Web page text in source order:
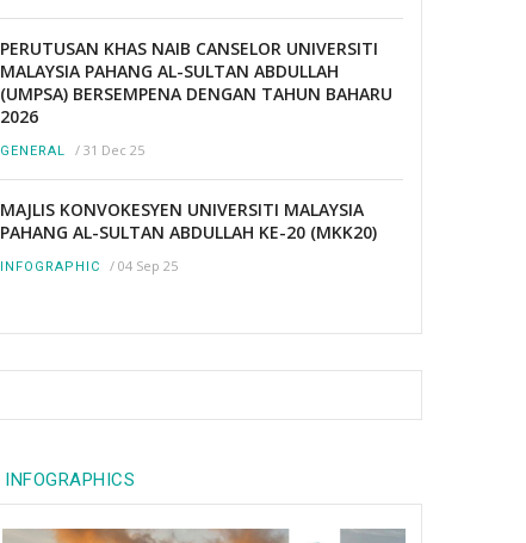
PERUTUSAN KHAS NAIB CANSELOR UNIVERSITI
MALAYSIA PAHANG AL-SULTAN ABDULLAH
(UMPSA) BERSEMPENA DENGAN TAHUN BAHARU
2026
GENERAL / 31 Dec 25
MAJLIS KONVOKESYEN UNIVERSITI MALAYSIA
PAHANG AL-SULTAN ABDULLAH KE-20 (MKK20)
INFOGRAPHIC / 04 Sep 25
INFOGRAPHICS